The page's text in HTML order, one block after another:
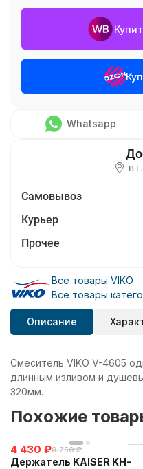
Whatsapp
в г.
Самовывоз
Курьер
Прочее
Все товары VIKO
Все товары
Описание
Смеситель VIKO V-4605
длинным изливом и
320мм.
Похожие
4 430 ₽9 750 ₽
Держатель KAISER KH-